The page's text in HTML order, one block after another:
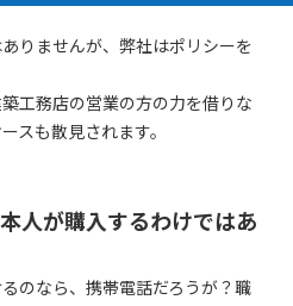
りませんが、弊社はポリシーを
工務店の営業の方の力を借りな
スも散見されます。
人が購入するわけではあ
のなら、携帯電話だろうが？職